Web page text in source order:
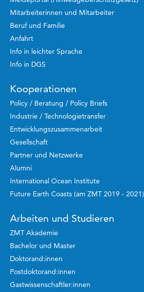
Mitarbeiterinnen und Mitarbeiter
Beruf und Familie
Anfahrt
Info in leichter Sprache
Info in DGS
Kooperationen
Policy / Beratung / Policy Briefs
Industrie / Technologietransfer
Entwicklungszusammenarbeit
Gesellschaft
Partner und Netzwerke
Alumni
International Ocean Institute
Future Earth Coasts (am ZMT 2019 - 2021)
Arbeiten und Studieren
ZMT Akademie
Bachelor und Master
Doktorand:innen
Postdoktorand:innen
Gastwissenschaftler:innen